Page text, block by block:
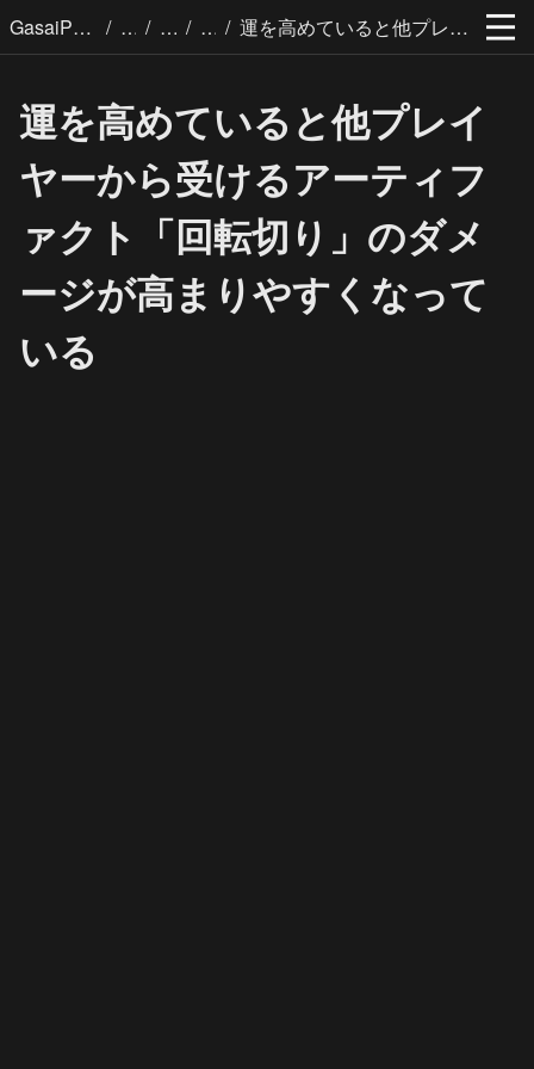
GasaiPages / / / / 運を高めていると他プレイヤーから受けるアーティファクト「回転切り」のダメージが高まりやすくなっている
運を高めていると他プレイ
ヤーから受けるアーティフ
ァクト「回転切り」のダメ
ージが高まりやすくなって
いる